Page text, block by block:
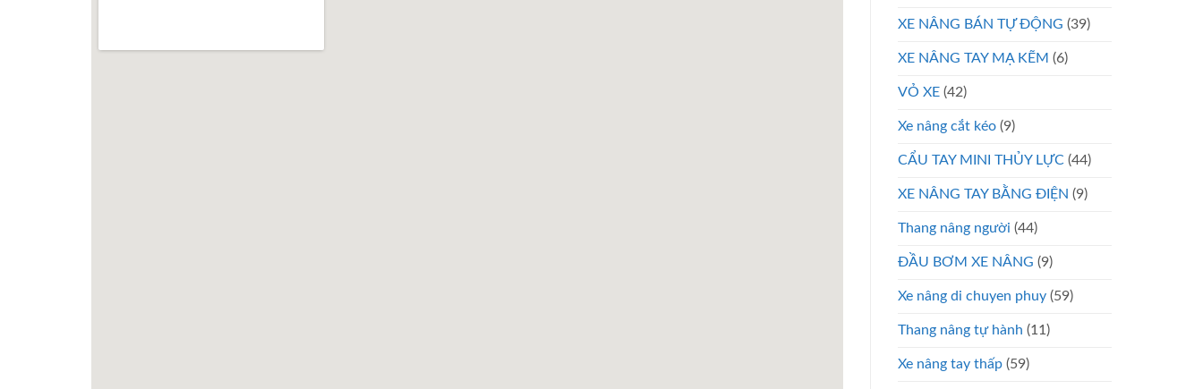
XE NÂNG BÁN TỰ ĐỘNG (39)
XE NÂNG TAY MẠ KẼM (6)
VỎ XE (42)
Xe nâng cắt kéo (9)
CẨU TAY MINI THỦY LỰC (44)
XE NÂNG TAY BẰNG ĐIỆN (9)
Thang nâng người (44)
ĐẦU BƠM XE NÂNG (9)
Xe nâng di chuyen phuy (59)
Thang nâng tự hành (11)
Xe nâng tay thấp (59)